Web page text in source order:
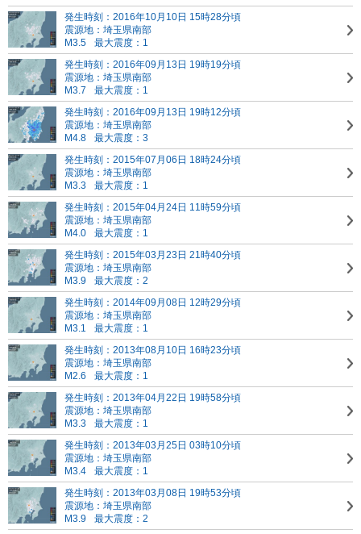
発生時刻：2016年10月10日 15時28分頃
震源地：埼玉県南部
M3.5
最大震度：1
発生時刻：2016年09月13日 19時19分頃
震源地：埼玉県南部
M3.7
最大震度：1
発生時刻：2016年09月13日 19時12分頃
震源地：埼玉県南部
M4.8
最大震度：3
発生時刻：2015年07月06日 18時24分頃
震源地：埼玉県南部
M3.3
最大震度：1
発生時刻：2015年04月24日 11時59分頃
震源地：埼玉県南部
M4.0
最大震度：1
発生時刻：2015年03月23日 21時40分頃
震源地：埼玉県南部
M3.9
最大震度：2
発生時刻：2014年09月08日 12時29分頃
震源地：埼玉県南部
M3.1
最大震度：1
発生時刻：2013年08月10日 16時23分頃
震源地：埼玉県南部
M2.6
最大震度：1
発生時刻：2013年04月22日 19時58分頃
震源地：埼玉県南部
M3.3
最大震度：1
発生時刻：2013年03月25日 03時10分頃
震源地：埼玉県南部
M3.4
最大震度：1
発生時刻：2013年03月08日 19時53分頃
震源地：埼玉県南部
M3.9
最大震度：2